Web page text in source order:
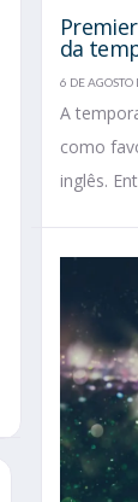
da
6 DE AGOSTO
A
como
inglês.